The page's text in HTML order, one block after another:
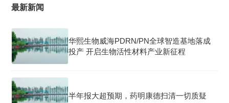
最新新闻
华熙生物威海PDRN/PN全球智造基地落成
投产 开启生物活性材料产业新征程
半年报大超预期，药明康德扫清一切质疑